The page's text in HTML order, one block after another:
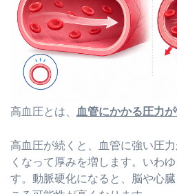
高血圧とは、 血管にかかる圧力
高血圧が続くと、血管に強い圧
くなって厚みを増します。いわゆ
す。動脈硬化になると、脳や心